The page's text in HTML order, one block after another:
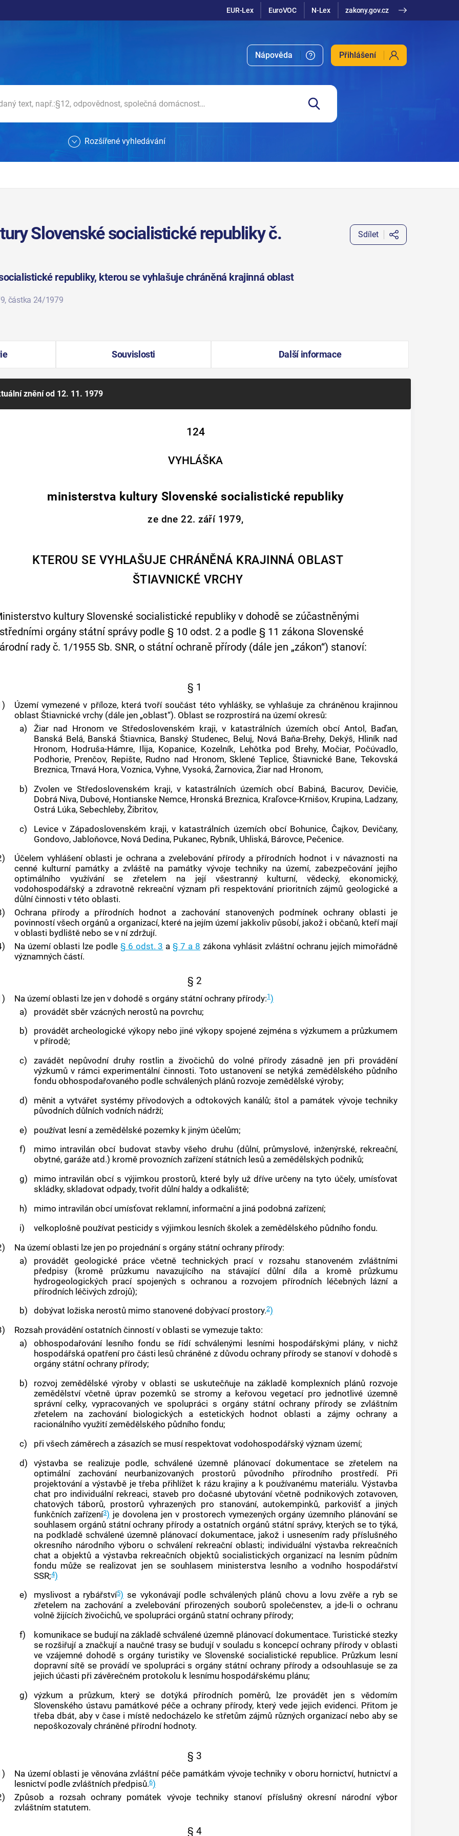
EUR-Lex EuroVOC N-Lex zakony.gov.cz
Nápověda Přihlášení
Rozšířené vyhledávání
Slovenské socialistické republiky č.
republiky, kterou se vyhlašuje chráněná krajinná oblast
, částka 24/1979
Sdílet
Souvislosti Další informace
zněníod 12. 11. 1979
124
VYHLÁŠKA
ministerstva kultury Slovenské socialistické republiky
ze dne 22. září 1979,
KTEROU SE VYHLAŠUJE CHRÁNĚNÁ KRAJINNÁ OBLAST
ŠTIAVNICKÉ VRCHY
kultury Slovenské socialistické republiky v dohodě se zúčastněnými
orgány státní správy podle § 10 odst. 2 a podle § 11 zákona Slovenské
rady č. 1/1955 Sb. SNR, o státní ochraně přírody (dále jen „zákon“) stanoví:
§ 1
Území vymezené v příloze, která tvoří součást této vyhlášky, se vyhlašuje za chráněnou krajinnou
oblast Štiavnické vrchy (dále jen „oblast“). Oblast se rozprostírá na území okresů:
a)
Žiar nad Hronom ve Středoslovenském kraji, v katastrálních územíchobcí Antol, Baďan,
Banská Belá, Banská Štiavnica, Banský Studenec, Beluj, Nová Baňa-Brehy, Dekýš, Hliník nad
Hronom, Hodruša-Hámre, Ilija, Kopanice, Kozelník, Lehôtka pod Brehy, Močiar, Počúvadlo,
Podhorie, Prenčov, Repište, Rudno nad Hronom, Sklené Teplice, Štiavnické Bane, Tekovská
Breznica, Trnavá Hora, Voznica, Vyhne, Vysoká, Žarnovica, Žiar nad Hronom,
b)
Zvolen ve Středoslovenském kraji, v katastrálních územíchobcí Babiná, Bacurov, Devičie,
Dobrá Niva, Dubové, Hontianske Nemce, Hronská Breznica, Kraľovce-Krnišov, Krupina, Ladzany,
Ostrá Lúka, Sebechleby, Žibritov,
c)
Levice v Západoslovenském kraji, v katastrálních územíchobcí Bohunice, Čajkov, Devičany,
Gondovo, Jabloňovce, Nová Dedina, Pukanec, Rybník, Uhliská, Bárovce, Pečenice.
Účelem vyhlášení oblasti je ochrana a zvelebování přírody a přírodních hodnot i v návaznosti na
cenné kulturní památky a zvláště na památky vývoje techniky na území, zabezpečování jejího
optimálního využívání se zřetelem na její všestranný kulturní, vědecký, ekonomický,
vodohospodářský a zdravotně rekreační význam při respektování prioritních zájmů geologické a
důlní činnosti v této oblasti.
Ochrana přírody a přírodních hodnot a zachování stanovených podmínek ochrany oblasti je
povinností všech orgánů a organizací, které na jejím území jakkoliv působí, jakož i občanů, kteří mají
v oblasti bydliště nebo se v ní zdržují.
Na území oblasti lze podle § 6 odst. 3 a§ 7 a 8 zákona vyhlásit zvláštní ochranu jejích mimořádně
významných částí.
§ 2
Na území oblasti lze jen v dohodě s orgány státní ochrany přírody:1)
a)
provádět sběr vzácných nerostů na povrchu;
b)
provádět archeologické výkopy nebo jiné výkopy spojené zejména s výzkumem a průzkumem
v přírodě;
c)
zavádět nepůvodní druhy rostlin a živočichů do volné přírody zásadně jen při provádění
výzkumů v rámci experimentální činnosti. Toto ustanovení se netýká zemědělského půdního
fondu obhospodařovaného podle schválených plánů rozvoje zemědělské výroby;
d)
měnit a vytvářet systémy přívodových a odtokových kanálů; štol a památek vývoje techniky
původních důlních vodních nádrží;
e)
používat lesní a zemědělské pozemky k jiným účelům;
f)
mimo intravilán obcí budovat stavby všeho druhu (důlní, průmyslové, inženýrské, rekreační,
obytné, garáže atd.) kromě provozních zařízení státních lesů a zemědělských podniků;
g)
mimo intravilán obcí s výjimkou prostorů, které byly už dříve určeny na tyto účely, umísťovat
skládky, skladovat odpady, tvořit důlní haldy a odkaliště;
h)
mimo intravilán obcí umísťovat reklamní, informační a jiná podobná zařízení;
i)
velkoplošně používat pesticidy s výjimkou lesních školek a zemědělského půdního fondu.
Na území oblasti lze jen po projednání s orgány státní ochrany přírody:
a)
provádět geologické práce včetně technických prací v rozsahu stanoveném zvláštními
předpisy (kromě průzkumu navazujícího na stávající důlní díla a kromě průzkumu
hydrogeologických prací spojených s ochranou a rozvojem přírodních léčebných lázní a
přírodních léčivých zdrojů);
b)
dobývat ložiska nerostů mimo stanovené dobývací prostory.2)
Rozsah provádění ostatních činností v oblasti se vymezuje takto:
a)
obhospodařování lesního fondu se řídí schválenými lesními hospodářskými plány, v nichž
hospodářská opatření pro části lesů chráněné z důvodu ochrany přírody se stanoví v dohodě s
orgány státní ochrany přírody;
b)
rozvoj zemědělské výroby v oblasti se uskutečňuje na základě komplexních plánů rozvoje
zemědělství včetně úprav pozemků se stromy a keřovou vegetací pro jednotlivé územně
správní celky, vypracovaných ve spolupráci s orgány státní ochrany přírody se zvláštním
zřetelem na zachování biologických a estetických hodnot oblasti a zájmy ochrany a
racionálního využití zemědělského půdního fondu;
c)
při všech záměrech a zásazích se musí respektovat vodohospodářský význam území;
d)
výstavba se realizuje podle, schválené územně plánovací dokumentace se zřetelem na
optimální zachování neurbanizovaných prostorů původního přírodního prostředí. Při
projektování a výstavbě je třeba přihlížet k rázu krajiny a k používanému materiálu. Výstavba
chat pro individuální rekreaci, staveb pro dočasné ubytování včetně podnikových zotavoven,
chatových táborů, prostorů vyhrazených pro stanování, autokempinků, parkovišť a jiných
funkčních zařízení3) je dovolena jen v prostorech vymezených orgány územního plánováníse
souhlasem orgánů státní ochrany přírody a ostatních orgánů státní správy, kterých se to týká,
na podkladě schválené územně plánovací dokumentace, jakož i usnesením rady příslušného
okresního národního výboru o schválení rekreační oblasti; individuální výstavba rekreačních
chat a objektů a výstavba rekreačních objektů socialistických organizací na lesním půdním
fondu může se realizovat jen se souhlasem ministerstva lesního a vodního hospodářství
SSR;4)
e)
myslivost a rybářství5) se vykonávají podle schválených plánů chovu a lovu zvěře a ryb se
zřetelem na zachování a zvelebování přirozených souborů společenstev, a jde-li o ochranu
volně žijících živočichů, ve spolupráci orgánů statní ochrany přírody;
f)
komunikace se budují na základě schválené územně plánovací dokumentace. Turistické stezky
se rozšiřují a značkují a naučné trasy se budují v souladu s koncepcí ochrany přírody v oblasti
ve vzájemné dohodě s orgány turistiky ve Slovenské socialistické republice. Průzkum lesní
dopravní sítě se provádí ve spolupráci s orgány státní ochrany přírody a odsouhlasuje se za
jejich účasti při závěrečném protokolu k lesnímu hospodářskému plánu;
g)
výzkum a průzkum, který se dotýká přírodních poměrů, lze provádět jen s vědomím
Slovenského ústavu památkové péče a ochrany přírody, který vede jejich evidenci. Přitom je
třeba dbát, aby v čase i místě nedocházelo ke střetům zájmů různých organizací nebo aby se
nepoškozovaly chráněné přírodní hodnoty.
§ 3
Na území oblasti je věnována zvláštní péče památkám vývoje techniky v oboru hornictví, hutnictví a
lesnictví podle zvláštních předpisů.6)
Způsob a rozsah ochrany pomátek vývoje techniky stanoví příslušný okresní národní výbor
zvláštním statutem.
§ 4